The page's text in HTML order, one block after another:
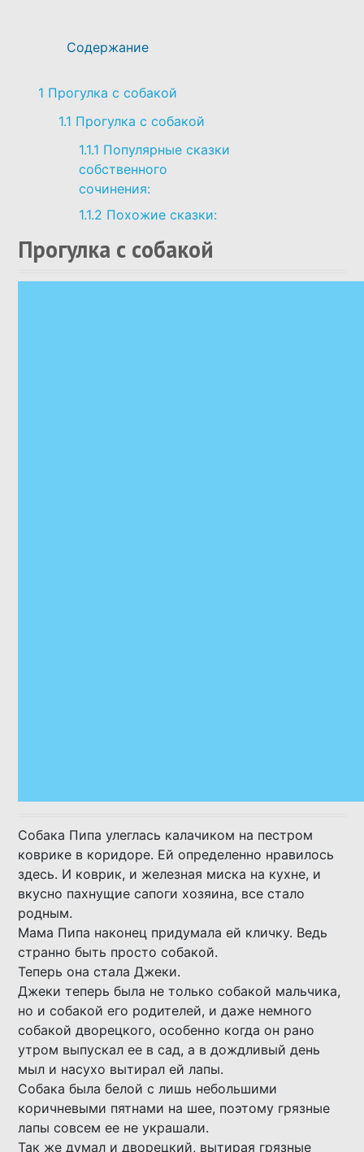
СМОТРЕТЬ СПИСОК ВСЕХ
СКАЗОК И СТАТЕЙ ПРО ДЕТЕЙ
Содержание
1 Прогулка с собакой
1.1 Прогулка с собакой
1.1.1 Популярные сказки
собственного
сочинения:
1.1.2 Похожие сказки:
Прогулка с собакой
Собака Пипа улеглась калачиком на пестром
коврике в коридоре. Ей определенно нравилось
здесь. И коврик, и железная миска на кухне, и
вкусно пахнущие сапоги хозяина, все стало
родным.
Мама Пипа наконец придумала ей кличку. Ведь
странно быть просто собакой.
Теперь она стала Джеки.
Джеки теперь была не только собакой мальчика,
но и собакой его родителей, и даже немного
собакой дворецкого, особенно когда он рано
утром выпускал ее в сад, а в дождливый день
мыл и насухо вытирал ей лапы.
Собака была белой с лишь небольшими
коричневыми пятнами на шее, поэтому грязные
лапы совсем ее не украшали.
Так же думал и дворецкий, вытирая грязные